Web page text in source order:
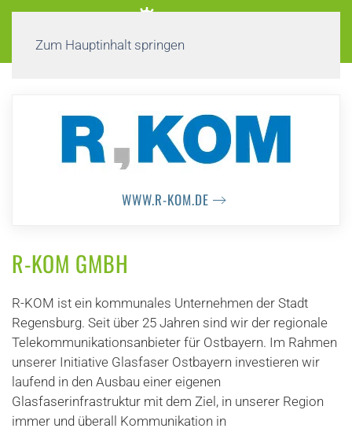
Zum Hauptinhalt springen
WWW.R-KOM.DE
R-KOM GMBH
R-KOM ist ein kommunales Unternehmen der Stadt
Regensburg. Seit über 25 Jahren sind wir der regionale
Telekommunikationsanbieter für Ostbayern. Im Rahmen
unserer Initiative Glasfaser Ostbayern investieren wir
laufend in den Ausbau einer eigenen
Glasfaserinfrastruktur mit dem Ziel, in unserer Region
immer und überall Kommunikation in